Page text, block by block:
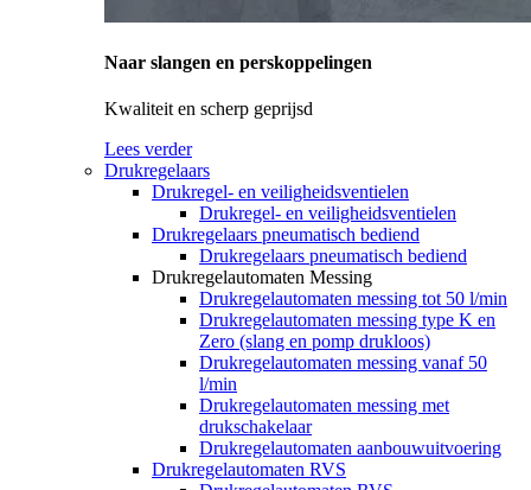
Naar slangen en perskoppelingen
Kwaliteit en scherp geprijsd
Lees verder
Drukregelaars
Drukregel- en veiligheidsventielen
Drukregel- en veiligheidsventielen
Drukregelaars pneumatisch bediend
Drukregelaars pneumatisch bediend
Drukregelautomaten Messing
Drukregelautomaten messing tot 50 l/min
Drukregelautomaten messing type K en
Zero (slang en pomp drukloos)
Drukregelautomaten messing vanaf 50
l/min
Drukregelautomaten messing met
drukschakelaar
Drukregelautomaten aanbouwuitvoering
Drukregelautomaten RVS